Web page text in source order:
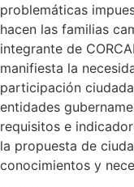
problemáticas
hacen las familias
integrante de
manifiesta la
participación
entidades
requisitos e
la propuesta de
conocimientos y